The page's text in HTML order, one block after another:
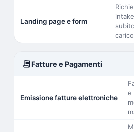
Landing page e form
carico
receipt_longFatture e Pagamenti
Emissione fatture elettroniche
e